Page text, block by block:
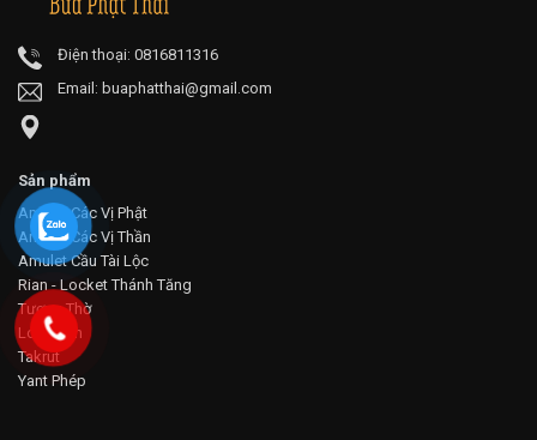
Điện thoại: 0816811316
Email: buaphatthai@gmail.com
Sản phẩm
Amulet Các Vị Phật
Amulet Các Vị Thần
Amulet Cầu Tài Lộc
Rian - Locket Thánh Tăng
Tượng Thờ
Loop Om
Takrut
Yant Phép